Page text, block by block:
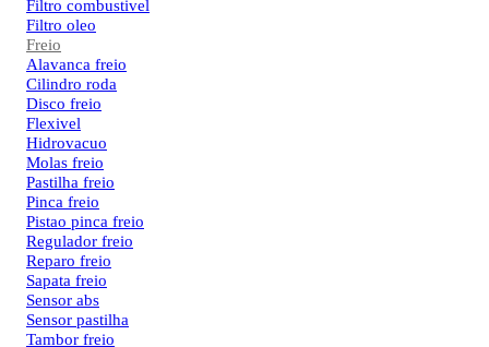
Filtro combustivel
Filtro oleo
Freio
Alavanca freio
Cilindro roda
Disco freio
Flexivel
Hidrovacuo
Molas freio
Pastilha freio
Pinca freio
Pistao pinca freio
Regulador freio
Reparo freio
Sapata freio
Sensor abs
Sensor pastilha
Tambor freio